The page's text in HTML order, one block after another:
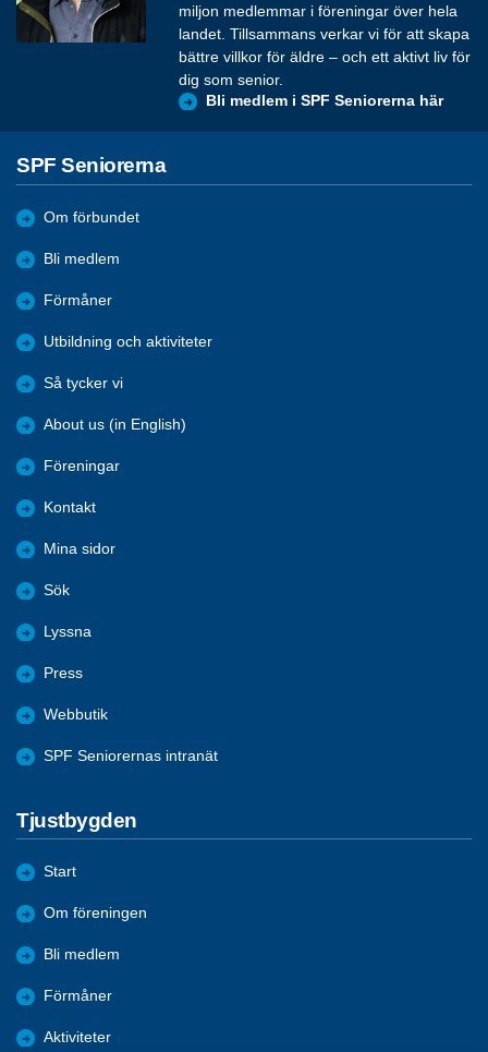
miljon medlemmar i föreningar över hela
landet. Tillsammans verkar vi för att skapa
bättre villkor för äldre – och ett aktivt liv för
dig som senior.
Bli medlem i SPF Seniorerna här
SPF Seniorerna
Om förbundet
Bli medlem
Förmåner
Utbildning och aktiviteter
Så tycker vi
About us (in English)
Föreningar
Kontakt
Mina sidor
Sök
Lyssna
Press
Webbutik
SPF Seniorernas intranät
Tjustbygden
Start
Om föreningen
Bli medlem
Förmåner
Aktiviteter